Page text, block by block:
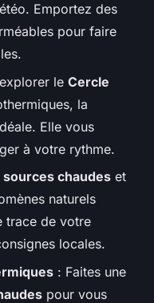
Emportez des
pour faire
le Cercle
la
Elle vous
à votre rythme.
sources chaudes et
naturels
trace de votre
locales.
: Faites une
pour vous